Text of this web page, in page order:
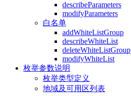
describeParameters
modifyParameters
白名单
addWhiteListGroup
describeWhiteList
deleteWhiteListGroup
modifyWhiteList
枚举参数说明
枚举类型定义
地域及可用区列表